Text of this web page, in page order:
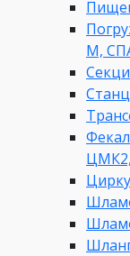
М,